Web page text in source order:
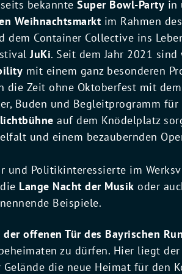
bekannteSuper Bowl-Party in
Weihnachtsmarkt im Rahmen des
dem Container Collective ins
JuKi. Seit dem Jahr 2021
mit einem ganz besonderen
die Zeit ohne Oktoberfest mit dem
Buden und Begleitprogramm für
auf dem Knödelplatz
und einem bezaubernden
und Politikinteressierte im
Lange Nacht der Musik oder
Beispiele.
offenen Tür des Bayrischen
zu dürfen. Hier liegt der
die neue Heimat für den